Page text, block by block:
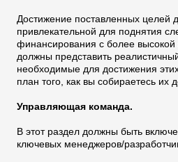
Достижение поставленных целей
привлекательной для поднятия
финансирования с более
должны представить
необходимые для достижения
план того, как вы собираетесь их
Управляющая команда.
В этот раздел должны быть
ключевых менеджеров/